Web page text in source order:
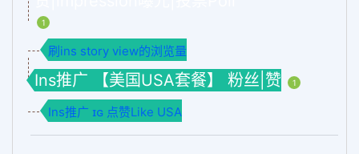
1
刷ins story view的浏览量
Ins推广 【美国USA套餐】 粉丝|赞 1
Ins推广 ɪɢ 点赞Like USA